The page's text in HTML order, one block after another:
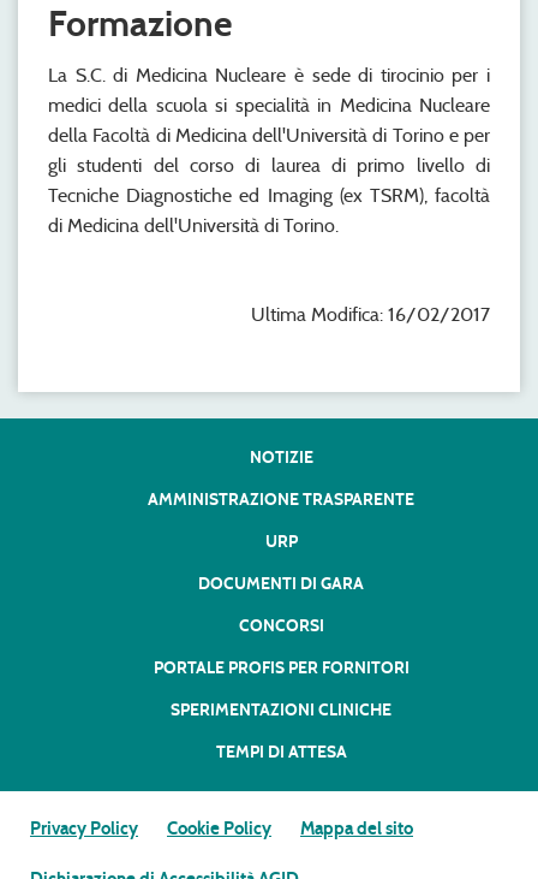
Formazione
La S.C. di Medicina Nucleare è sede di tirocinio per i
medici della scuola si specialità in Medicina Nucleare
della Facoltà di Medicina dell'Università di Torino e per
gli studenti del corso di laurea di primo livello di
Tecniche Diagnostiche ed Imaging (ex TSRM), facoltà
di Medicina dell'Università di Torino.
Ultima Modifica: 16/02/2017
NOTIZIE
AMMINISTRAZIONE TRASPARENTE
URP
DOCUMENTI DI GARA
CONCORSI
PORTALE PROFIS PER FORNITORI
SPERIMENTAZIONI CLINICHE
TEMPI DI ATTESA
Privacy Policy Cookie Policy Mappa del sito